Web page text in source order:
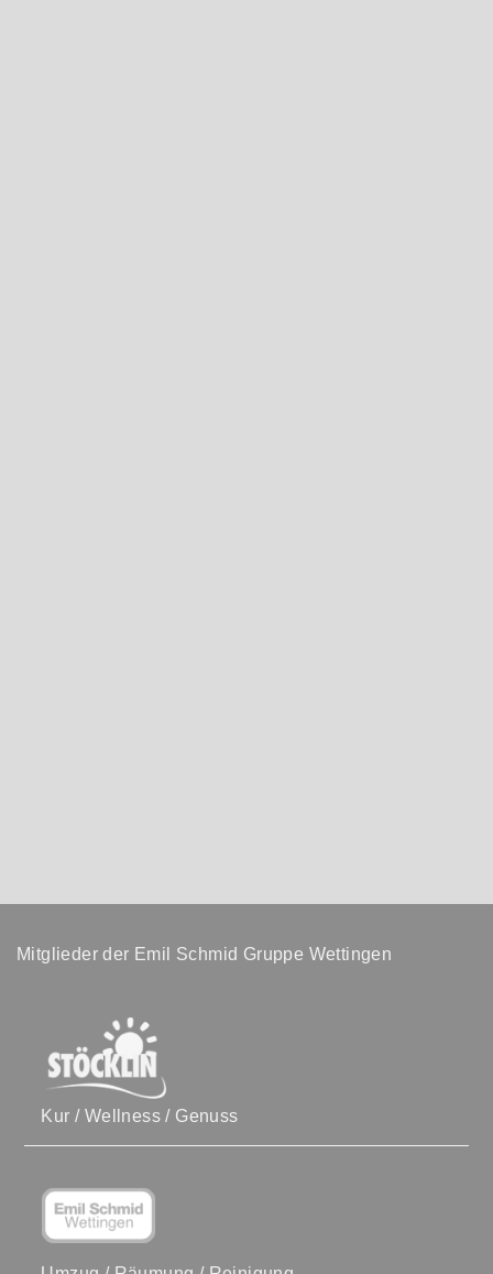
Mitglieder der Emil Schmid Gruppe Wettingen
Kur / Wellness / Genuss